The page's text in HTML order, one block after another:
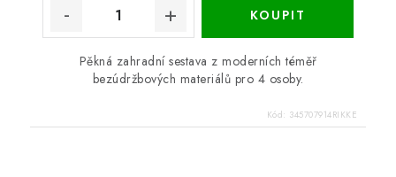
Pěkná zahradní sestava z moderních téměř
bezúdržbových materiálů pro 4 osoby.
Kód: 345707914RIKKE